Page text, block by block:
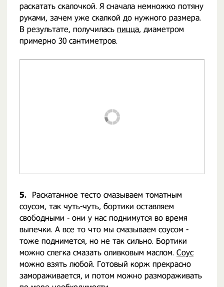
раскатать скалочкой. Я сначала немножко потяну
руками, зачем уже скалкой до нужного размера.
В результате, получилась пицца, диаметром
примерно 30 сантиметров.
5.
Раскатанное тесто смазываем томатным
соусом, так чуть-чуть, бортики оставляем
свободными - они у нас поднимутся во время
выпечки. А все то что мы смазываем соусом -
тоже поднимется, но не так сильно. Бортики
можно слегка смазать оливковым маслом. Соус
можно взять любой. Готовый корж прекрасно
замораживается, и потом можно размораживать